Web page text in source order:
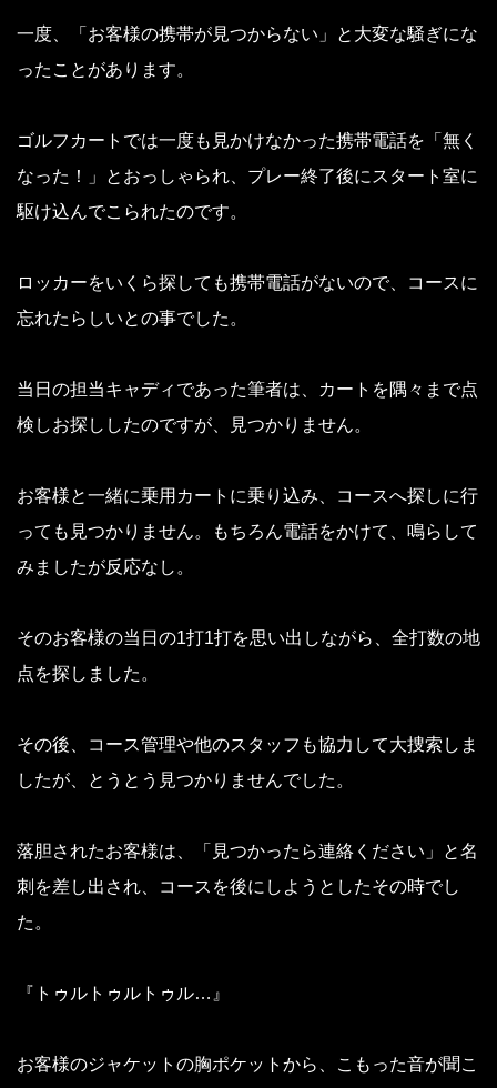
一度、「お客様の携帯が見つからない」と大変な騒ぎにな
ったことがあります。
ゴルフカートでは一度も見かけなかった携帯電話を「無く
なった！」とおっしゃられ、プレー終了後にスタート室に
駆け込んでこられたのです。
ロッカーをいくら探しても携帯電話がないので、コースに
忘れたらしいとの事でした。
当日の担当キャディであった筆者は、カートを隅々まで点
検しお探ししたのですが、見つかりません。
お客様と一緒に乗用カートに乗り込み、コースへ探しに行
っても見つかりません。もちろん電話をかけて、鳴らして
みましたが反応なし。
そのお客様の当日の1打1打を思い出しながら、全打数の地
点を探しました。
その後、コース管理や他のスタッフも協力して大捜索しま
したが、とうとう見つかりませんでした。
落胆されたお客様は、「見つかったら連絡ください」と名
刺を差し出され、コースを後にしようとしたその時でし
た。
『トゥルトゥルトゥル…』
お客様のジャケットの胸ポケットから、こもった音が聞こ